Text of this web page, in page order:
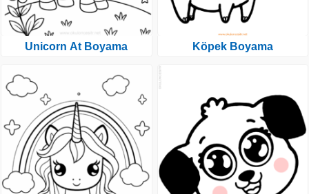
Unicorn At Boyama Köpek Boyama